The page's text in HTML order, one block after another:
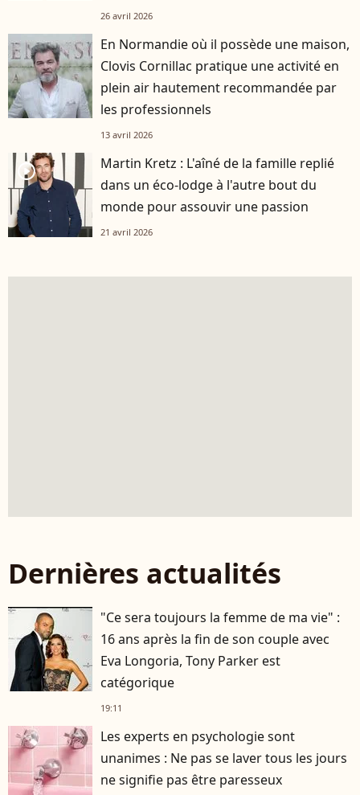
26 avril 2026
En Normandie où il possède une maison,
Clovis Cornillac pratique une activité en
plein air hautement recommandée par
les professionnels
13 avril 2026
player2
Martin Kretz : L'aîné de la famille replié
dans un éco-lodge à l'autre bout du
monde pour assouvir une passion
21 avril 2026
Dernières actualités
"Ce sera toujours la femme de ma vie" :
16 ans après la fin de son couple avec
Eva Longoria, Tony Parker est
catégorique
19:11
Les experts en psychologie sont
unanimes : Ne pas se laver tous les jours
ne signifie pas être paresseux